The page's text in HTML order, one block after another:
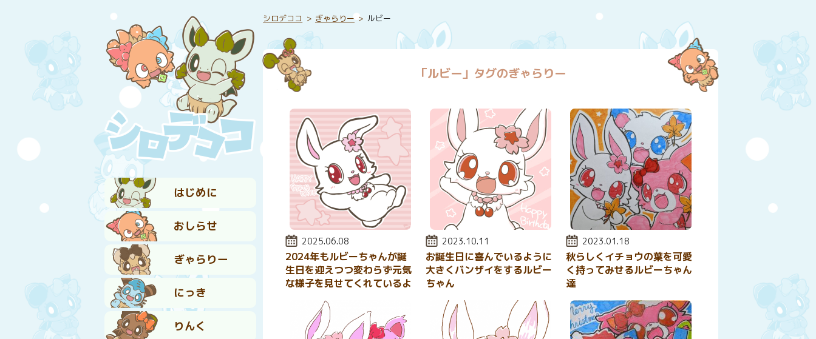
はじめに
おしらせ
ぎゃらりー
にっき
りんく
シロデココ ぎゃらりー ルビー
「ルビー」タグのぎゃらりー
投稿日:
2025.06.08
2024年もルビーちゃんが誕
生日を迎えつつ変わらず元気
な様子を見せてくれているよ
投稿日:
2023.10.11
お誕生日に喜んでいるように
大きくバンザイをするルビー
ちゃん
投稿日:
2023.01.18
秋らしくイチョウの葉を可愛
く持ってみせるルビーちゃん
達